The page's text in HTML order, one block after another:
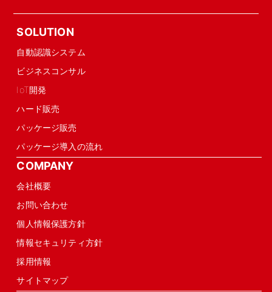
SOLUTION
自動認識システム
ビジネスコンサル
IoT開発
ハード販売
パッケージ販売
パッケージ導入の流れ
COMPANY
会社概要
お問い合わせ
個人情報保護方針
情報セキュリティ方針
採用情報
サイトマップ